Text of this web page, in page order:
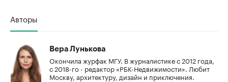
Авторы
Вера Лунькова
Окончила журфак МГУ. В журналистике с 2012 года,
с 2018-го - редактор «РБК-Недвижимости». Любит
Москву, архитектуру, дизайн и приключения.